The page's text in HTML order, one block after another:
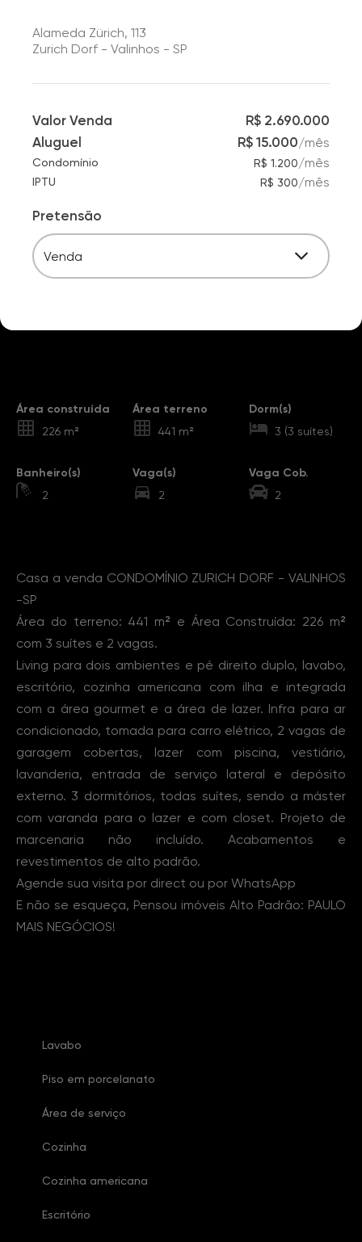
Alameda Zürich, 113
Zurich Dorf - Valinhos - SP
Valor Venda
R$ 2.690.000
Aluguel
R$ 15.000/mês
Condomínio R$ 1.200/mês
IPTU R$ 300/mês
Pretensão
Venda
Área construída
226 m²
Área terreno
441 m²
Dorm(s)
3 (3 suítes)
Banheiro(s)
2
Vaga(s)
2
Vaga Cob.
2
Casa a venda CONDOMÍNIO ZURICH DORF - VALINHOS
-SP
Área do terreno: 441 m² e Área Construída: 226 m²
com 3 suítes e 2 vagas.
Living para dois ambientes e pé direito duplo, lavabo,
escritório, cozinha americana com ilha e integrada
com a área gourmet e a área de lazer. Infra para ar
condicionado, tomada para carro elétrico, 2 vagas de
garagem cobertas, lazer com piscina, vestiário,
lavanderia, entrada de serviço lateral e depósito
externo. 3 dormitórios, todas suítes, sendo a máster
com varanda para o lazer e com closet. Projeto de
marcenaria não incluído. Acabamentos e
revestimentos de alto padrão.
Agende sua visita por direct ou por WhatsApp
E não se esqueça, Pensou imóveis Alto Padrão: PAULO
MAIS NEGÓCIOS!
Lavabo
Piso em porcelanato
Área de serviço
Cozinha
Cozinha americana
Escritório